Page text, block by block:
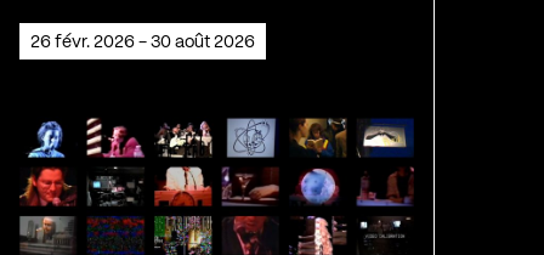
26 févr. 2026 - 30 août 2026